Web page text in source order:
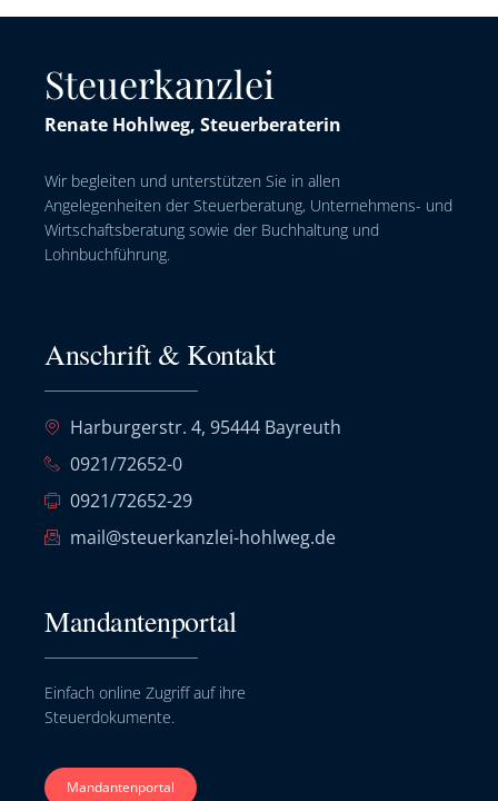
Steuerkanzlei
Renate Hohlweg, Steuerberaterin
Wir begleiten und unterstützen Sie in allen
Angelegenheiten der Steuerberatung, Unternehmens- und
Wirtschaftsberatung sowie der Buchhaltung und
Lohnbuchführung.
Anschrift & Kontakt
Harburgerstr. 4, 95444 Bayreuth
0921/72652-0
0921/72652-29
mail@steuerkanzlei-hohlweg.de
Mandantenportal
Einfach online Zugriff auf ihre
Steuerdokumente.
Mandantenportal